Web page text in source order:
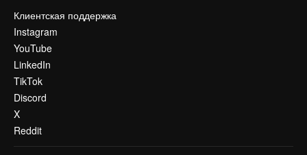
Клиентская поддержка
Instagram
YouTube
LinkedIn
TikTok
Discord
X
Reddit